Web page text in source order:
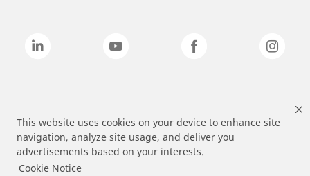
This website uses cookies on your device to enhance site
navigation, analyze site usage, and deliver you
advertisements based on your interests.
Cookie Notice
상기 열거된 브랜드는 3M의 상표입니다.